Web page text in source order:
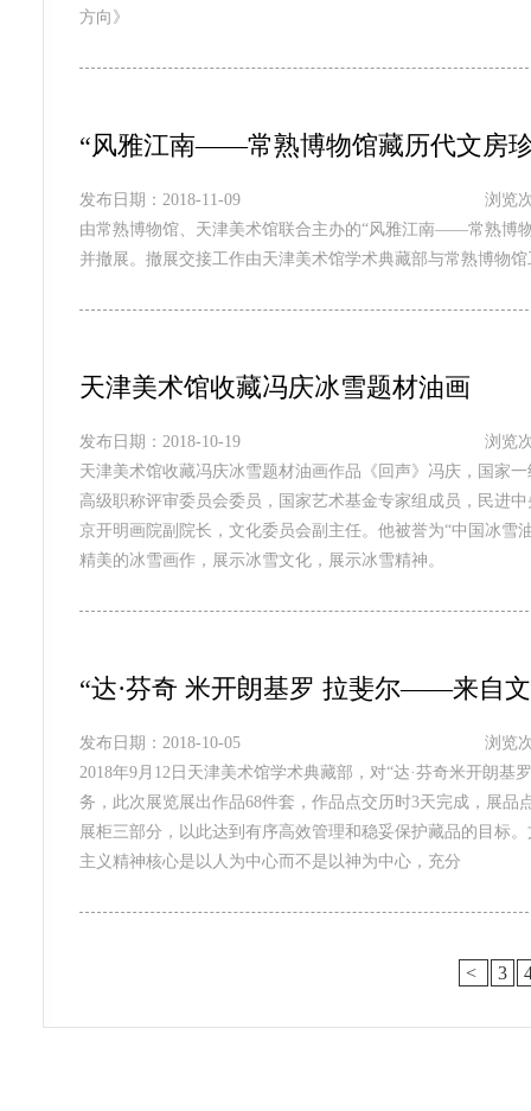
方向》
“风雅江南——常熟博物馆藏历代文房
发布日期：2018-11-09
浏览
由常熟博物馆、天津美术馆联合主办的“风雅江南——常熟博
并撤展。撤展交接工作由天津美术馆学术典藏部与常熟博物
天津美术馆收藏冯庆冰雪题材油画
发布日期：2018-10-19
浏览
天津美术馆收藏冯庆冰雪题材油画作品《回声》冯庆，国家
高级职称评审委员会委员，国家艺术基金专家组成员，民进
京开明画院副院长，文化委员会副主任。他被誉为“中国冰
精美的冰雪画作，展示冰雪文化，展示冰雪精神。
“达·芬奇 米开朗基罗 拉斐尔——来自
发布日期：2018-10-05
浏览
2018年9月12日天津美术馆学术典藏部，对“达·芬奇米开朗
务，此次展览展出作品68件套，作品点交历时3天完成，展
展柜三部分，以此达到有序高效管理和稳妥保护藏品的目标
主义精神核心是以人为中心而不是以神为中心，充分
< 3